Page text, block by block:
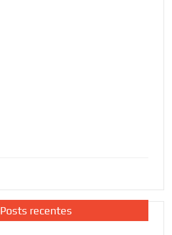
Posts recentes